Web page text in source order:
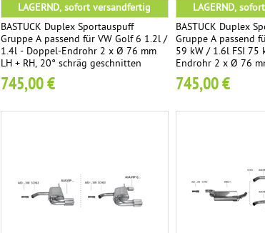
LAGERND, sofort versandfertig
BASTUCK Duplex Sportauspuff
Gruppe A passend für VW Golf 6 1.2l /
1.4l - Doppel-Endrohr 2 x Ø 76 mm
LH + RH, 20° schräg geschnitten
745,00 €
LAGERND,
BASTUCK Duplex
Gruppe A passend
59 kW / 1.6l FSI 75
Endrohr 2 x Ø 76
745,00 €